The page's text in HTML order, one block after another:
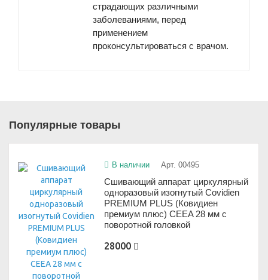
страдающих различными
заболеваниями, перед
применением
проконсультироваться с врачом.
Популярные товары
В наличии Арт. 00495
Сшивающий аппарат циркулярный
одноразовый изогнутый Covidien
PREMIUM PLUS (Ковидиен
премиум плюс) CEEA 28 мм с
поворотной головкой
28000